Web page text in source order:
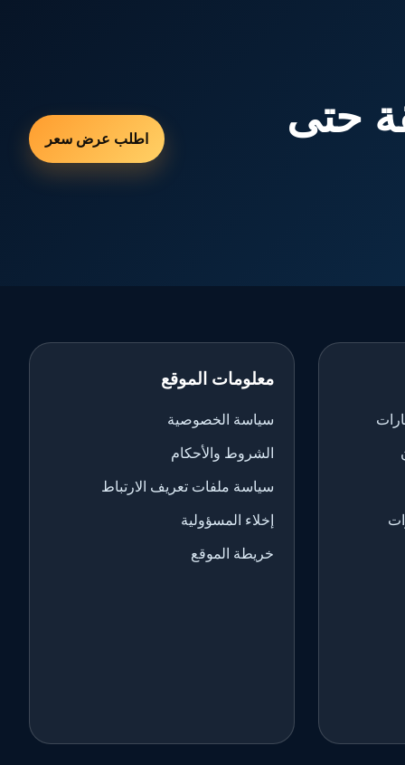
حتى اطلب عرض سعر
معلومات الموقع
سياسة الخصوصية
الشروط والأحكام
سياسة ملفات تعريف الارتباط
إخلاء المسؤولية
خريطة الموقع